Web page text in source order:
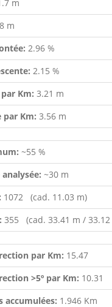
m
m
2.96 %
2.15 %
Km: 3.21 m
par Km: 3.56 m
~55 %
~30 m
1072 (cad. 11.03 m)
355 (cad. 33.41 m / 33.12
par Km: 15.47
>5º par Km: 10.31
accumulées: 1.946 Km